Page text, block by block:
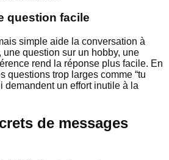
question facile
simple aide la conversation à
une question sur un hobby, une
rend la réponse plus facile. En
questions trop larges comme “tu
demandent un effort inutile à la
de messages